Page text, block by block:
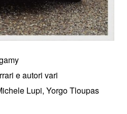
e autori vari
Lupi, Yorgo Tloupas